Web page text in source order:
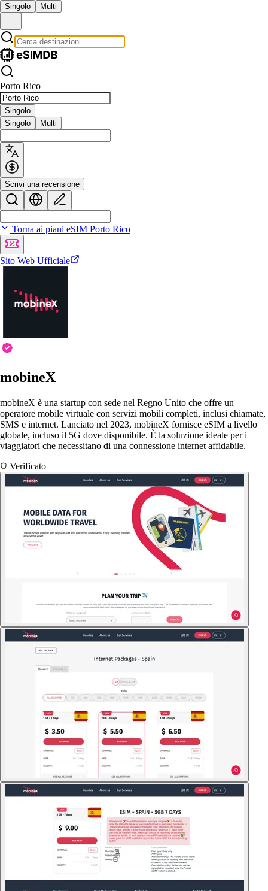
Singolo Multi
Porto Rico
Singolo
Singolo
Multi
Scrivi una recensione
Torna ai piani eSIM Porto Rico
Sito Web Ufficiale
mobineX
mobineX è una startup con sede nel Regno Unito che offre un
operatore mobile virtuale con servizi mobili completi, inclusi chiamate,
SMS e internet. Lanciato nel 2023, mobineX fornisce eSIM a livello
globale, incluso il 5G dove disponibile. È la soluzione ideale per i
viaggiatori che necessitano di una connessione internet affidabile.
Verificato